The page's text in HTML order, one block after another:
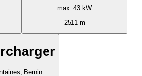
max. 43 kW
2511 m
Bernin